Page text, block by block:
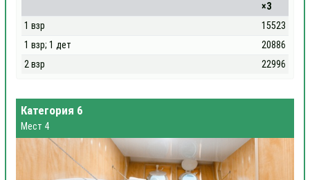
×3
1 взр
15523
1 взр; 1 дет
20886
2 взр
22996
Категория 6
Мест 4